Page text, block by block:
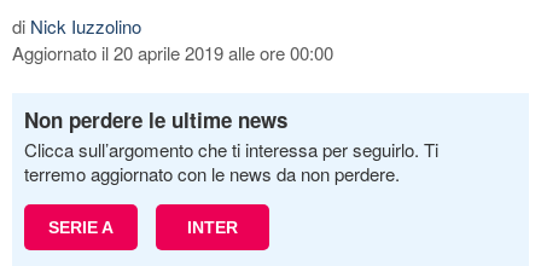
di Nick Iuzzolino
Aggiornato il 20 aprile 2019 alle ore 00:00
Non perdere le ultime news
Clicca sull’argomento che ti interessa per seguirlo. Ti
terremo aggiornato con le news da non perdere.
SERIE A INTER